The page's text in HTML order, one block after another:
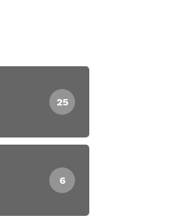
25
6